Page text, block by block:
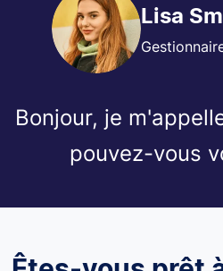
Lisa
Bonjour, je
pouvez-vous